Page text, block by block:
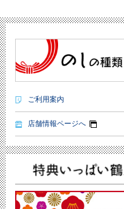
ご利用案内
店舗情報ページへ